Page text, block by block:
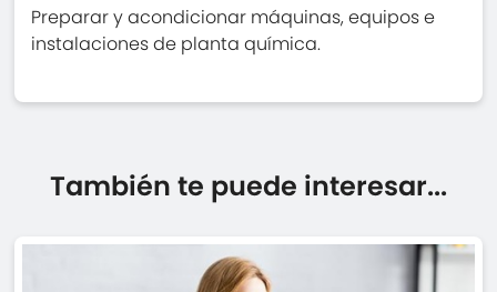
Preparar y acondicionar máquinas, equipos e
instalaciones de planta química.
También te puede interesar...